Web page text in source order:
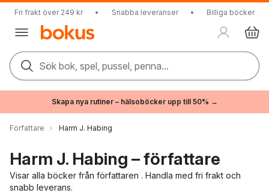
Fri frakt över 249 kr • Snabba leveranser • Billiga böcker
Sök bok, spel, pussel, penna...
Skapa nya rutiner – hälsoböcker upp till 50% →
Författare Harm J. Habing
Harm J. Habing – författare
Visar alla böcker från författaren . Handla med fri frakt och
snabb leverans.